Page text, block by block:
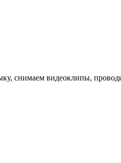
снимаем видеоклипы,